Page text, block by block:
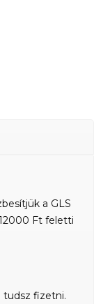
a GLS
Ft feletti
tudsz fizetni.